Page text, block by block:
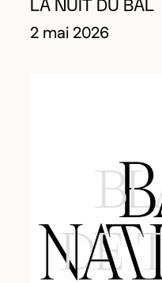
LA NUIT DU BAL
2 mai 2026